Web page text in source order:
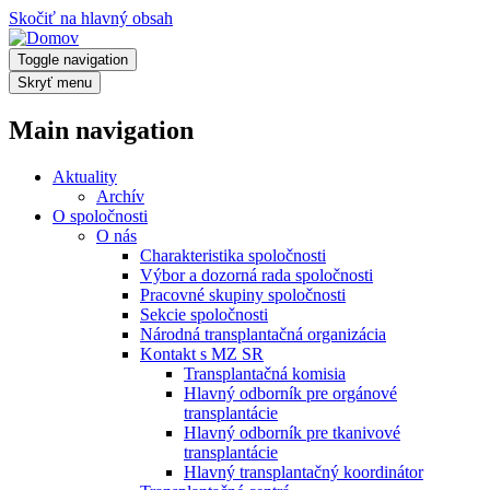
Skočiť na hlavný obsah
Toggle navigation
Skryť menu
Main navigation
Aktuality
Archív
O spoločnosti
O nás
Charakteristika spoločnosti
Výbor a dozorná rada spoločnosti
Pracovné skupiny spoločnosti
Sekcie spoločnosti
Národná transplantačná organizácia
Kontakt s MZ SR
Transplantačná komisia
Hlavný odborník pre orgánové
transplantácie
Hlavný odborník pre tkanivové
transplantácie
Hlavný transplantačný koordinátor